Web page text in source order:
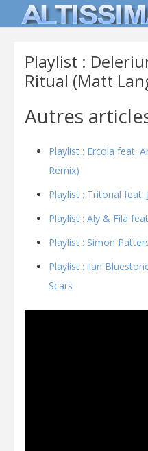
Playlist :
Ritual (Matt
Autres
Playlist : Ercola feat.
Remix)
Playlist : Tritonal
Playlist : Aly & Fila
Playlist : Simon
Playlist : ilan
Scars